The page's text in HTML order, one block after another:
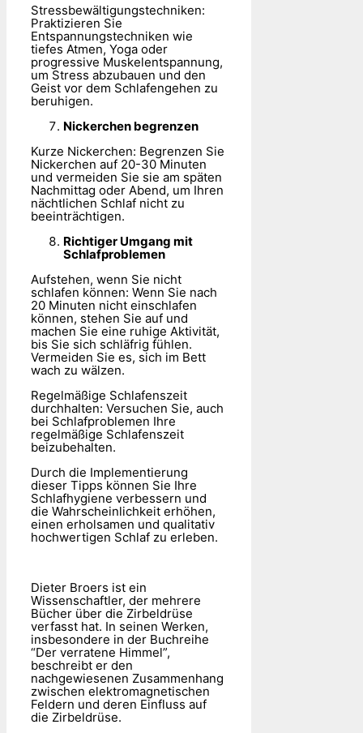
Stressbewältigungstechniken:
Praktizieren Sie
Entspannungstechniken wie
tiefes Atmen, Yoga oder
progressive Muskelentspannung,
um Stress abzubauen und den
Geist vor dem Schlafengehen zu
beruhigen.
Nickerchen begrenzen
Kurze Nickerchen: Begrenzen Sie
Nickerchen auf 20-30 Minuten
und vermeiden Sie sie am späten
Nachmittag oder Abend, um Ihren
nächtlichen Schlaf nicht zu
beeinträchtigen.
Richtiger Umgang mit
Schlafproblemen
Aufstehen, wenn Sie nicht
schlafen können: Wenn Sie nach
20 Minuten nicht einschlafen
können, stehen Sie auf und
machen Sie eine ruhige Aktivität,
bis Sie sich schläfrig fühlen.
Vermeiden Sie es, sich im Bett
wach zu wälzen.
Regelmäßige Schlafenszeit
durchhalten: Versuchen Sie, auch
bei Schlafproblemen Ihre
regelmäßige Schlafenszeit
beizubehalten.
Durch die Implementierung
dieser Tipps können Sie Ihre
Schlafhygiene verbessern und
die Wahrscheinlichkeit erhöhen,
einen erholsamen und qualitativ
hochwertigen Schlaf zu erleben.
Dieter Broers ist ein
Wissenschaftler, der mehrere
Bücher über die Zirbeldrüse
verfasst hat. In seinen Werken,
insbesondere in der Buchreihe
“Der verratene Himmel”,
beschreibt er den
nachgewiesenen Zusammenhang
zwischen elektromagnetischen
Feldern und deren Einfluss auf
die Zirbeldrüse.